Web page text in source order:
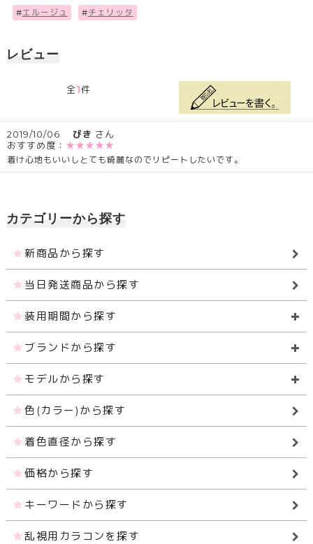
#エルージュ #チェリッタ
レビュー
全1件
2019/10/06 ぴき さん
おすすめ度： ★★★★★
着け心地もいいしとても綺麗なのでリピートしたいです。
カテゴリーから探す
新商品から探す
当日発送商品から探す
装用期間から探す
ブランドから探す
モデルから探す
色(カラー)から探す
着色直径から探す
価格から探す
キーワードから探す
乱視用カラコンを探す